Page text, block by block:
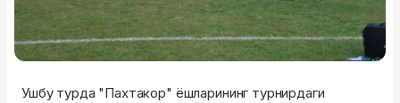
Ушбу турда "Пахтакор" ёшларининг турнирдаги